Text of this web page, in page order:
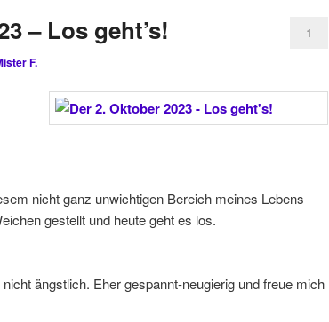
– Los geht’s!
F.
1
nicht ganz unwichtigen Bereich meines Lebens
gestellt und heute geht es los.
ängstlich. Eher gespannt-neugierig und freue mich